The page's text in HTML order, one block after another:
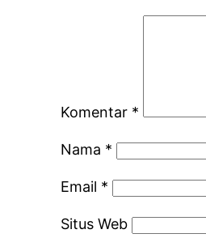
Komentar *
Nama *
Email *
Situs Web